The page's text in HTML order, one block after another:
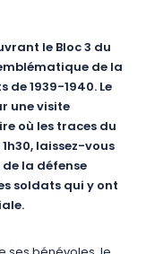
le Bloc 3 du
de la
1939-1940. Le
une visite
où les traces du
laissez-vous
la défense
soldats qui y ont